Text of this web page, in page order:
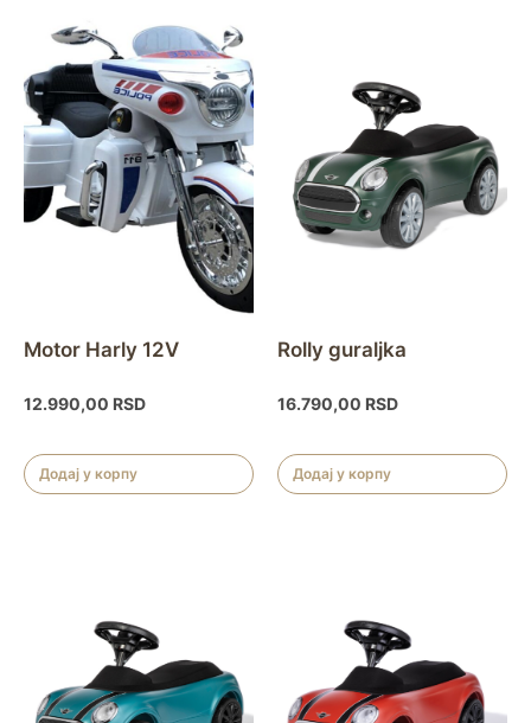
Motor Harly 12V
12.990,00 RSD
Додај у корпу
Rolly guraljka
16.790,00 RSD
Додај у корпу